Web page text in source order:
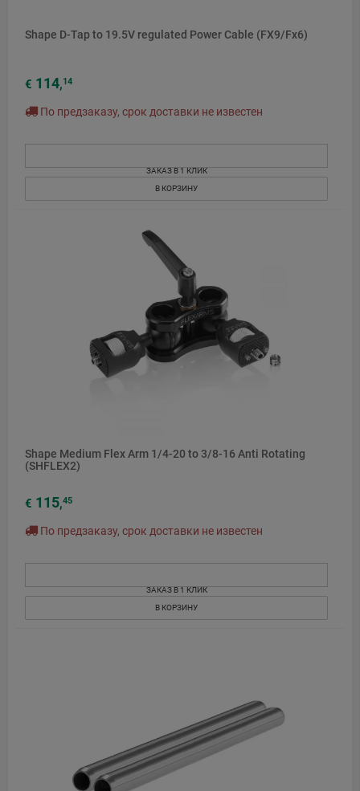
Shape D-Tap to 19.5V regulated Power Cable (FX9/Fx6)
€ 114,14
По предзаказу, срок доставки не известен
ЗАКАЗ В 1 КЛИК
В КОРЗИНУ
Shape Medium Flex Arm 1/4-20 to 3/8-16 Anti Rotating
(SHFLEX2)
€ 115,45
По предзаказу, срок доставки не известен
ЗАКАЗ В 1 КЛИК
В КОРЗИНУ